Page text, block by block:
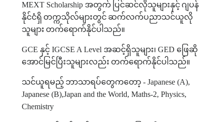
MEXT Scholarship အတွက် ပြင်ဆင်လိုသူများနှင့် ဂျပန်
နိုင်ငံရှိ တက္ကသိုလ်များတွင် ဆက်လက်ပညာသင်ယူလို
သူများ တက်ရောက်နိုင်ပါသည်။
GCEနှင့် IGCSE A Level အဆင့်ရှိသူများ၊ GEDဖြေဆို
အောင်မြင်ပြီးသူများလည်း တက်ရောက်နိုင်ပါသည်။
သင်ယူရမည့် ဘာသာရပ်တွေကတော့ - Japanese (A),
Japanese (B),Japan and the World, Maths-2, Physics,
Chemistry